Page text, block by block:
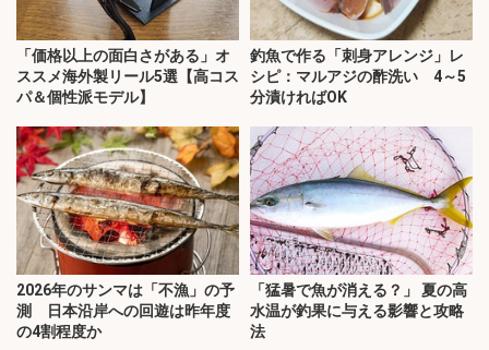
「価格以上の面白さがある」オ
ススメ海外製リール5選【高コス
パ＆個性派モデル】
釣魚で作る「刺身アレンジ」レ
シピ：マルアジの酢洗い 4～5
分漬ければOK
2026年のサンマは「不漁」の予
測 日本沿岸への回遊は昨年度
の4割程度か
「猛暑で魚が消える？」 夏の高
水温が釣果に与える影響と攻略
法